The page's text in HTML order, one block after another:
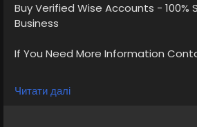
Buy Verified Wise Accounts - 100%
Business
If You Need More Information
💠⫸Telegram: EkPrime
💠⫸Whatsapp: +1 (870) 202-4958
Читати далі